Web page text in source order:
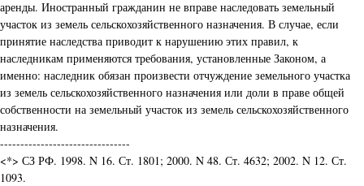
аренды. Иностранный гражданин не вправе наследовать земельный
участок из земель сельскохозяйственного назначения. В случае, если
принятие наследства приводит к нарушению этих правил, к
наследникам применяются требования, установленные Законом, а
именно: наследник обязан произвести отчуждение земельного участка
из земель сельскохозяйственного назначения или доли в праве общей
собственности на земельный участок из земель сельскохозяйственного
назначения.
--------------------------------
<*> СЗ РФ. 1998. N 16. Ст. 1801; 2000. N 48. Ст. 4632; 2002. N 12. Ст.
1093.